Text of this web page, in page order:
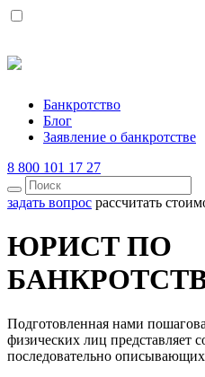
Банкротство
Блог
Заявление о банкротстве
8 800 101 17 27
задать вопрос рассчитать
ЮРИСТ ПО
Подготовленная нами
физических лиц представляет
последовательно